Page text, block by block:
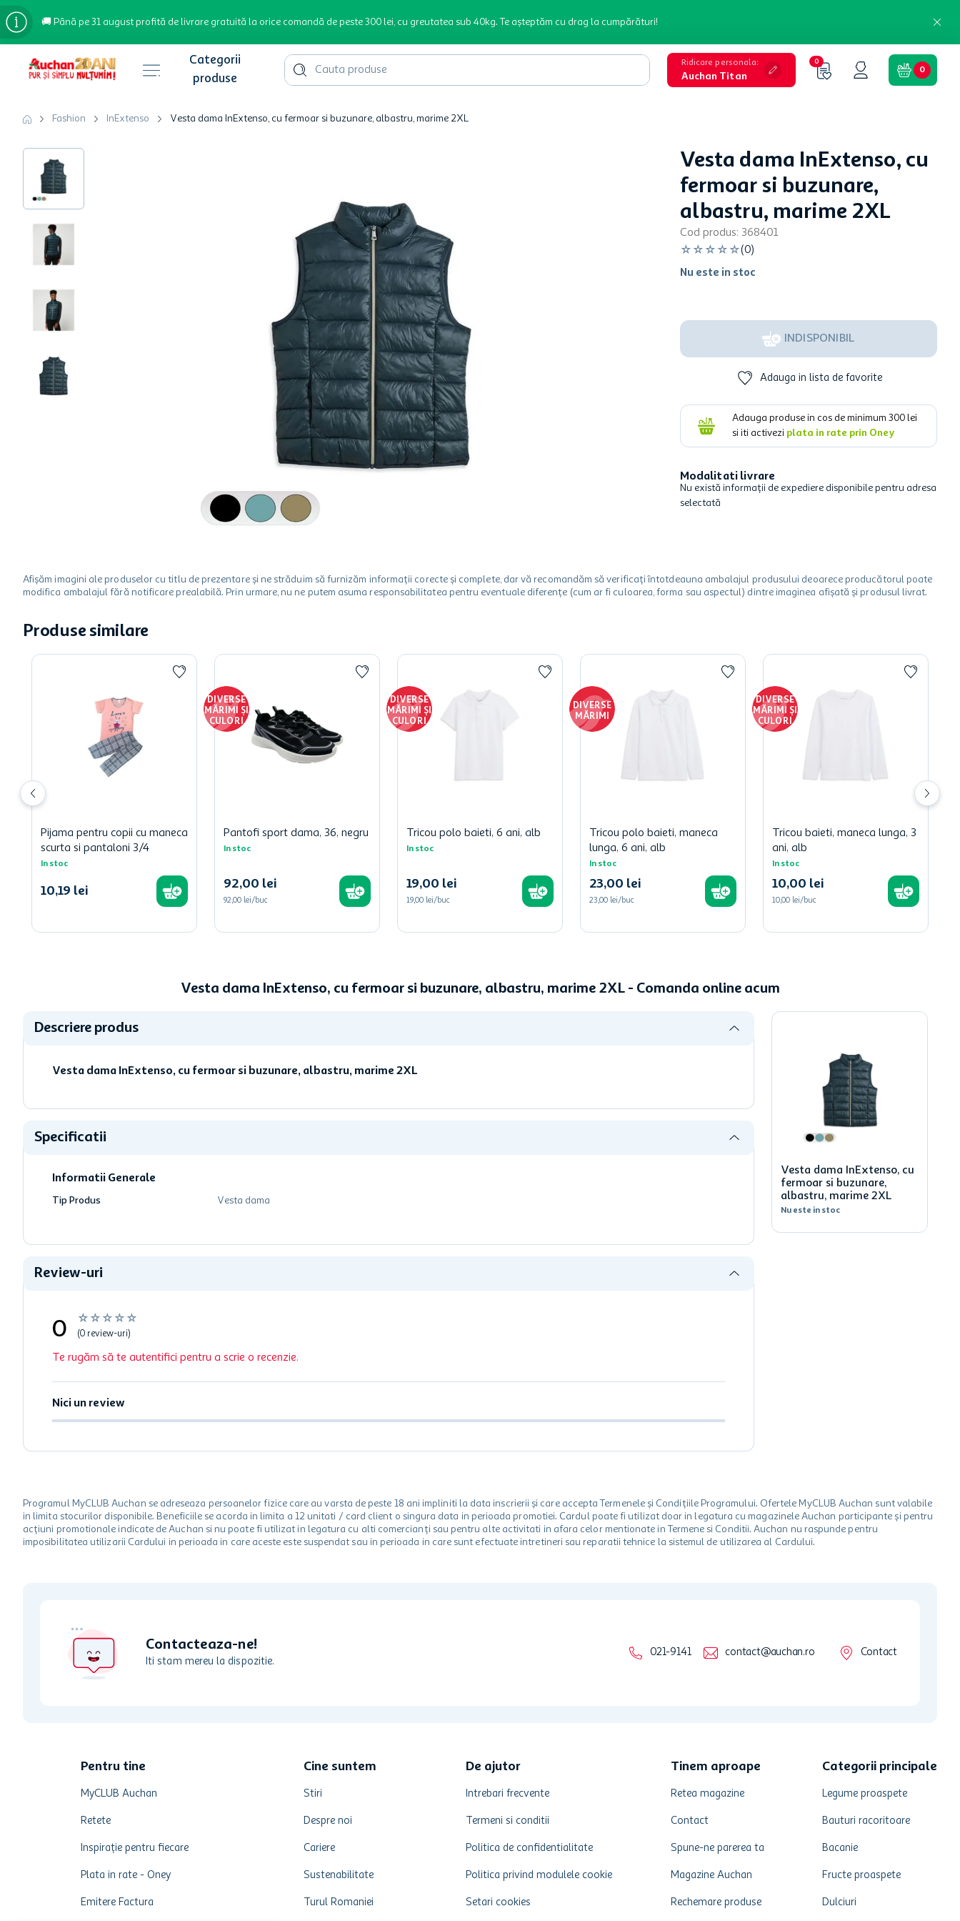
🚚 Până pe 31 august profită de livrare gratuită la orice comandă de peste 300 lei, cu greutatea sub 40kg. Te așteptăm cu drag la cumpărături!
Cauta produse Ridicare personala:
Auchan Titan
0
0
Fashion InExtenso Vesta dama InExtenso, cu fermoar si buzunare, albastru, marime 2XL
Vesta dama InExtenso, cu
fermoar si buzunare,
albastru, marime 2XL
Cod produs: 368401
☆ ☆ ☆ ☆ ☆(0)
Nu este in stoc
INDISPONIBIL
Adauga in lista de favorite
Adauga produse in cos de minimum 300 lei
si iti activezi plata in rate prin Oney
Modalitati livrare
Nu există informații de expediere disponibile pentru adresa
selectată
Afișăm imagini ale produselor cu titlu de prezentare și ne străduim să furnizăm informații corecte și complete, dar vă recomandăm să verificați întotdeauna ambalajul produsului deoarece producătorul poate
modifica ambalajul fără notificare prealabilă. Prin urmare, nu ne putem asuma responsabilitatea pentru eventuale diferențe (cum ar fi culoarea, forma sau aspectul) dintre imaginea afișată și produsul livrat.
Produse similare
Pijama pentru copii cu maneca
scurta si pantaloni 3/4
In stoc
10,19 lei
DIVERSE
MĂRIMI ȘI
CULORI
Pantofi sport dama, 36, negru
In stoc
92,00 lei
92,00 lei/buc
DIVERSE
MĂRIMI ȘI
CULORI
Tricou polo baieti, 6 ani, alb
In stoc
19,00 lei
19,00 lei/buc
DIVERSE
MĂRIMI
Tricou polo baieti, maneca
lunga, 6 ani, alb
In stoc
23,00 lei
23,00 lei/buc
DIVERSE
MĂRIMI ȘI
CULORI
Tricou baieti, maneca lunga, 3
ani, alb
In stoc
10,00 lei
10,00 lei/buc
Vesta dama InExtenso, cu fermoar si buzunare, albastru, marime 2XL - Comanda online acum
Descriere produs
Vesta dama InExtenso, cu fermoar si buzunare, albastru, marime 2XL
Specificatii
Informatii Generale
Tip Produs Vesta dama
Review-uri
☆ ☆ ☆ ☆ ☆
0 (0 review-uri)
Te rugăm să te autentifici pentru a scrie o recenzie.
Nici un review
Vesta dama InExtenso, cu
fermoar si buzunare,
albastru, marime 2XL
Nu este in stoc
Programul MyCLUB Auchan se adreseaza persoanelor fizice care au varsta de peste 18 ani impliniti la data inscrierii și care accepta Termenele și Condițiile Programului. Ofertele MyCLUB Auchan sunt valabile
in limita stocurilor disponibile. Beneficiile se acorda in limita a 12 unitati / card client o singura data in perioada promotiei. Cardul poate fi utilizat doar in legatura cu magazinele Auchan participante și pentru
acțiuni promotionale indicate de Auchan si nu poate fi utilizat in legatura cu alti comercianți sau pentru alte activitati in afara celor mentionate in Termene si Conditii. Auchan nu raspunde pentru
imposibilitatea utilizarii Cardului in perioada in care aceste este suspendat sau in perioada in care sunt efectuate intretineri sau reparatii tehnice la sistemul de utilizarea al Cardului.
Contacteaza-ne!
Iti stam mereu la dispozitie.
021-9141 contact@auchan.ro Contact
Pentru tine
MyCLUB Auchan
Retete
Inspirație pentru fiecare
Plata in rate - Oney
Emitere Factura
Cine suntem
Stiri
Despre noi
Cariere
Sustenabilitate
Turul Romaniei
De ajutor
Intrebari frecvente
Termeni si conditii
Politica de confidentialitate
Politica privind modulele cookie
Setari cookies
Tinem aproape
Retea magazine
Contact
Spune-ne parerea ta
Magazine Auchan
Rechemare produse
Categorii principale
Legume proaspete
Bauturi racoritoare
Bacanie
Fructe proaspete
Dulciuri